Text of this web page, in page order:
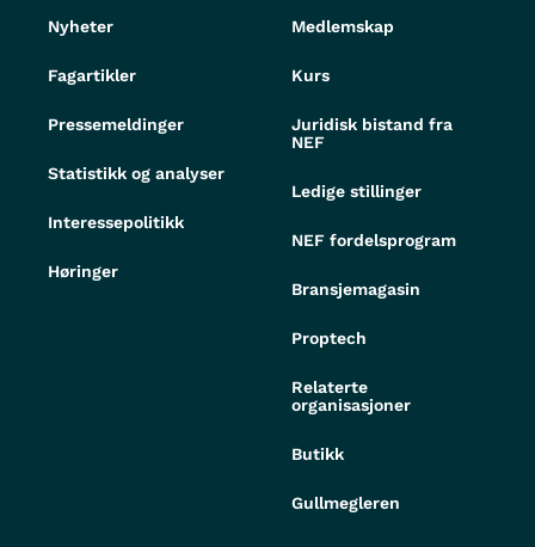
Nyheter
Fagartikler
Pressemeldinger
Statistikk og analyser
Interessepolitikk
Høringer
Medlemskap
Kurs
Juridisk bistand fra
NEF
Ledige stillinger
NEF fordelsprogram
Bransjemagasin
Proptech
Relaterte
organisasjoner
Butikk
Gullmegleren